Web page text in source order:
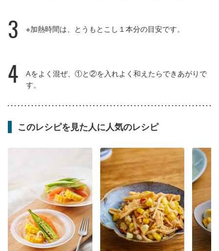
3 ※加熱時間は、とうもとこし１本分の目安です。
4
Aをよく混ぜ、①と②を入れよく和えたらできあがりで
す。
このレシピを見た人に人気のレシピ